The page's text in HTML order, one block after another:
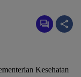
Kesehatan